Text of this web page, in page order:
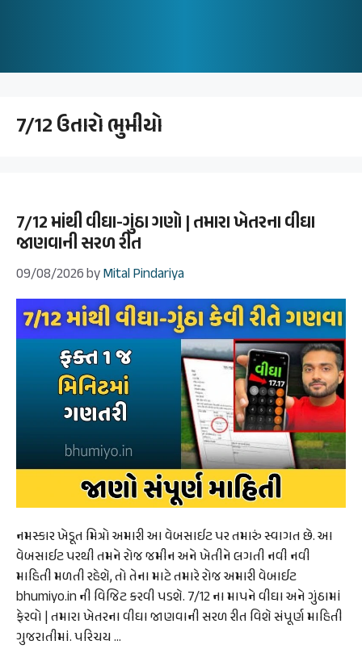
7/12 ઉતારો ભુમીયો
7/12 માંથી વીઘા-ગુંઠા ગણો | તમારા ખેતરના વીઘા
જાણવાની સરળ રીત
09/08/2026byMital Pindariya
નમસ્કાર ખેડૂત મિત્રો અમારી આ વેબસાઈટ પર તમારું સ્વાગત છે. આ
વેબસાઈટ પરથી તમને રોજ જમીન અને ખેતીને લગતી નવી નવી
માહિતી મળતી રહેશે, તો તેના માટે તમારે રોજ અમારી વેબાઈટ
bhumiyo.in ની વિજિટ કરવી પડશે. 7/12 ના માપને વીઘા અને ગુંઠામાં
ફેરવો | તમારા ખેતરના વીઘા જાણવાની સરળ રીત વિશે સંપૂર્ણ માહિતી
ગુજરાતીમાં. પરિચય …